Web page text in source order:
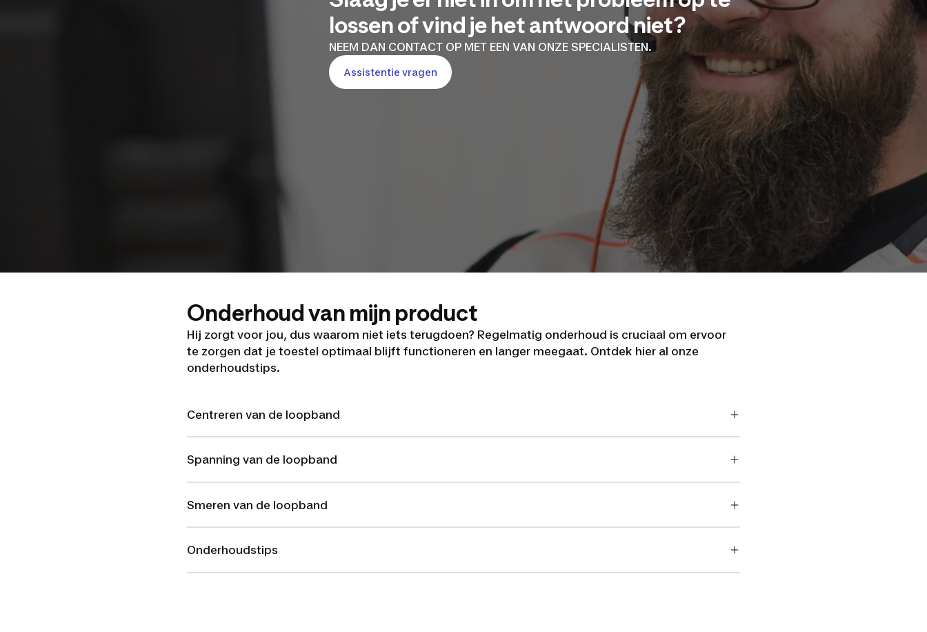
lossen of vind je het antwoord niet?
NEEM DAN CONTACT OP MET EEN VAN ONZE SPECIALISTEN.
Assistentie vragen
Onderhoud van mijn product
Hij zorgt voor jou, dus waarom niet iets terugdoen? Regelmatig onderhoud is cruciaal om ervoor
te zorgen dat je toestel optimaal blijft functioneren en langer meegaat. Ontdek hier al onze
onderhoudstips.
Centreren van de loopband
Spanning van de loopband
Smeren van de loopband
Onderhoudstips